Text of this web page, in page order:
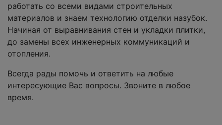
работать со всеми видами строительных
материалов и знаем технологию отделки назубок.
Начиная от выравнивания стен и укладки плитки,
до замены всех инженерных коммуникаций и
отопления.
Всегда рады помочь и ответить на любые
интересующие Вас вопросы. Звоните в любое
время.